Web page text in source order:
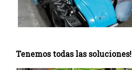
Tenemos todas las soluciones!